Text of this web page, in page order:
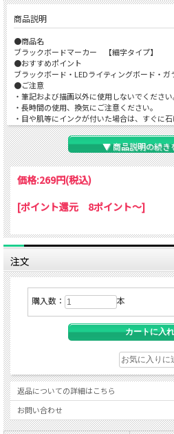
商品説明
●商品名
ブラックボードマーカー 【細字タイプ】
●おすすめポイント
ブラックボード・LEDライティングボード・
●ご注意
・筆記および描画以外に使用しないでください
・長時間の使用、換気にご注意ください。
・目や肌等にインクが付いた場合は、すぐに石
・衣類等にインクが付くと落ちないので、十
・使用後は必ずキャップをしめ、横置きに保
・ペンを振ったり、落とす等の衝撃は、イン
・幼児の手の届くところに置かないでくださ
・高温の場所での使用、保管はおやめ下さい。
▼ 商品説明の続
価格:269円(税込)
[ポイント還元 8ポイント～]
注文
購入数： 本
返品についての詳細はこちら
お問い合わせ